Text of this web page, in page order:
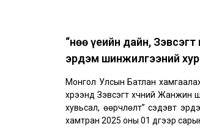
“Өнөө үеийн дайн,
эрдэм шинжилгээний
Монгол Улсын Батлан
хүрээнд Зэвсэгт хүчний Жанжин
хувьсал, өөрчлөлт” сэдэвт
хамтран 2025 оны 01 дүгээр